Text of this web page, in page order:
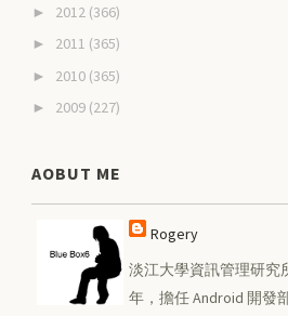
► 2012 (366)
► 2011 (365)
► 2010 (365)
► 2009 (227)
AOBUT ME
Rogery
淡江大學資訊管理研究
年，擔任 Android 開發